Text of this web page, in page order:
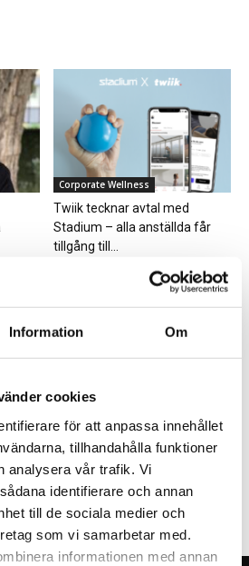
Information Om
cookies
för att anpassa innehållet
tillhandahålla funktioner
analysera vår trafik. Vi
identifierare och annan
till de sociala medier och
som vi samarbetar med.
informationen med annan
Corporate Wellness
Twiik tecknar avtal med
Stadium – alla anställda får
tillgång till...
Produktnyheter